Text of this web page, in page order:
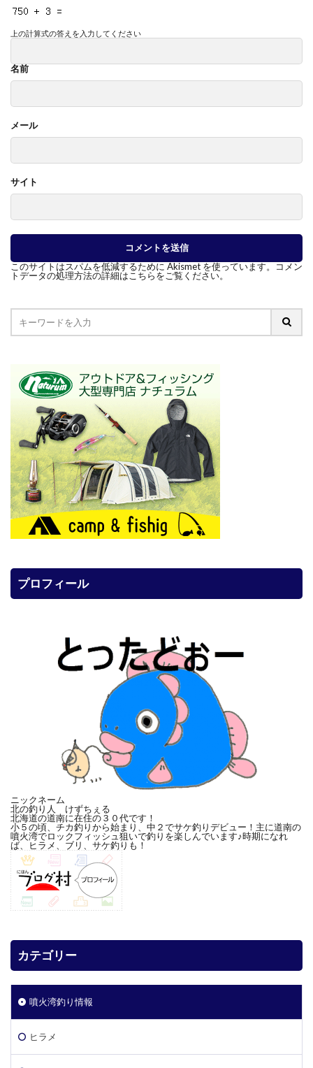
上の計算式の答えを入力してください
名前
メール
サイト
このサイトはスパムを低減するために Akismet を使っています。
コメン
トデータの処理方法の詳細はこちらをご覧ください。
プロフィール
ニックネーム
北の釣り人 けずちぇる
北海道の道南に在住の３０代です！
小５の頃、チカ釣りから始まり、中２でサケ釣りデビュー！主に道南の
噴火湾でロックフィッシュ狙いで釣りを楽しんでいます♪時期になれ
ば、ヒラメ、ブリ、サケ釣りも！
カテゴリー
噴火湾釣り情報
ヒラメ